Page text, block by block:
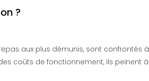
?
aux plus démunis, sont confrontés à
coûts de fonctionnement, ils peinent à